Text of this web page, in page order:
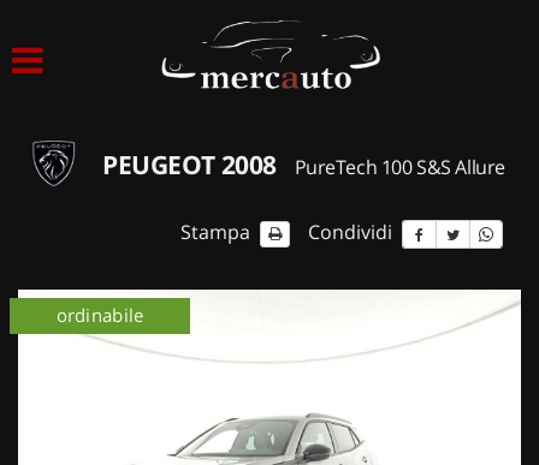
ACQUISTIAMO USATO
NOLEGGIO AUTO
NOLEGGIO BREVE TERMINE
PEUGEOT 2008 PureTech 100 S&S Allure
Stampa Condividi
km 0 km 0